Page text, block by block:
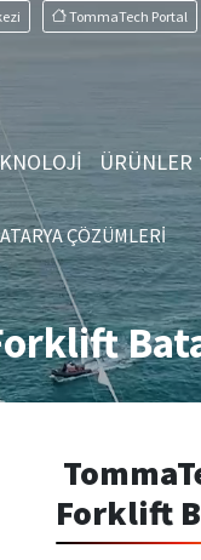
TommaTech Portal
ÜRÜNLER
ÇÖZÜMLERI
Forklift